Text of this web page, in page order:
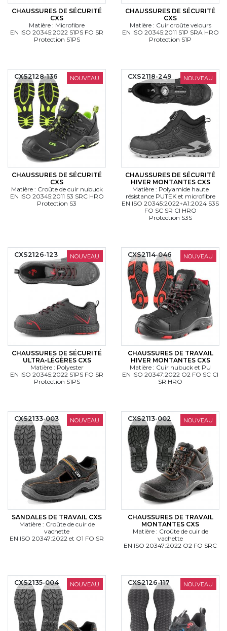
CHAUSSURES DE SÉCURITÉ
CXS
Matière : Microfibre
EN ISO 20345:2022 S1PS FO SR
Protection S1PS
CHAUSSURES DE SÉCURITÉ
CXS
Matière : Cuir croûte velours
EN ISO 20345:2011 S1P SRA HRO
Protection S1P
NOUVEAU
CHAUSSURES DE SÉCURITÉ
CXS
Matière : Croûte de cuir nubuck
EN ISO 20345:2011 S3 SRC HRO
Protection S3
CXS2128-136 NOUVEAU
CHAUSSURES DE SÉCURITÉ
HIVER MONTANTES CXS
Matière : Polyamide haute
résistance PUTEK et microfibre
EN ISO 20345:2022+A1:2024 S3S
FO SC SR CI HRO
Protection S3S
CXS2118-249
NOUVEAU
CHAUSSURES DE SÉCURITÉ
ULTRA-LÉGÈRES CXS
Matière : Polyester
EN ISO 20345:2022 S1PS FO SR
Protection S1PS
CXS2126-123 NOUVEAU
CHAUSSURES DE TRAVAIL
HIVER MONTANTES CXS
Matière : Cuir nubuck et PU
EN ISO 20347:2022 O2 FO SC CI
SR HRO
CXS2114-046
NOUVEAU
SANDALES DE TRAVAIL CXS
Matière : Croûte de cuir de
vachette
EN ISO 20347:2022 et O1 FO SR
CXS2133-003 NOUVEAU
CHAUSSURES DE TRAVAIL
MONTANTES CXS
Matière : Croûte de cuir de
vachette
EN ISO 20347:2022 O2 FO SRC
CXS2113-002
NOUVEAU
CXS2135-004 NOUVEAU
CXS2126-117